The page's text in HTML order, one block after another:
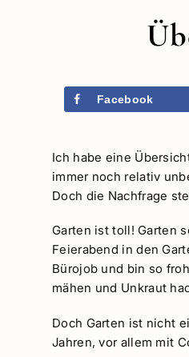
Facebook
Ich habe eine
immer noch relativ
Doch die Nachfrage
Garten ist toll! Garten
Feierabend in den
Bürojob und bin so
mähen und Unkraut
Doch Garten ist nicht
Jahren, vor allem mit